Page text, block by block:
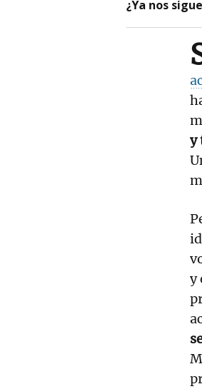
¿Ya nos
y
y